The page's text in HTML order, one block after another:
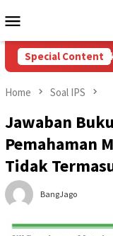
to
Menu
Special Content
Akun
Home Soal IPS
Jawaban
Pemahaman
Tidak
BangJago